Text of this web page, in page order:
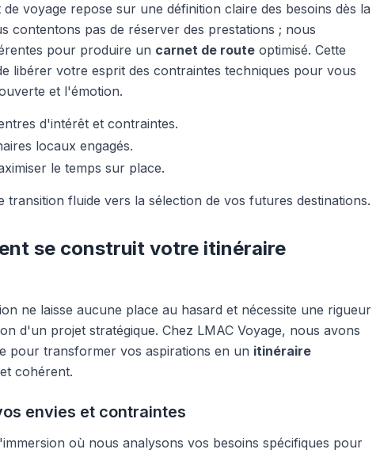
voyage repose sur une définition claire des besoins dès la
contentons pas de réserver des prestations ; nous
pour produire un carnet de route optimisé. Cette
libérer votre esprit des contraintes techniques pour vous
et l'émotion.
d'intérêt et contraintes.
locaux engagés.
le temps sur place.
transition fluide vers la sélection de vos futures destinations.
se construit votre itinéraire
ne laisse aucune place au hasard et nécessite une rigueur
d'un projet stratégique. Chez LMAC Voyage, nous avons
pour transformer vos aspirations en un itinéraire
cohérent.
envies et contraintes
où nous analysons vos besoins spécifiques pour